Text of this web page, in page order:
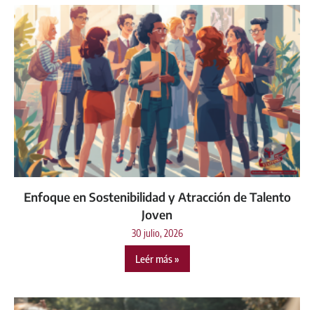
Enfoque en Sostenibilidad y Atracción de Talento
Joven
30 julio, 2026
Leér más »